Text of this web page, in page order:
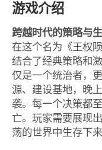
游戏介绍
跨越时代的策略与
在这个名为《王权
结合了经典策略和
仅是一个统治者，
源、建设基地，晚
袭。每一个决策都
亡。玩家需要展现
荡的世界中生存下来